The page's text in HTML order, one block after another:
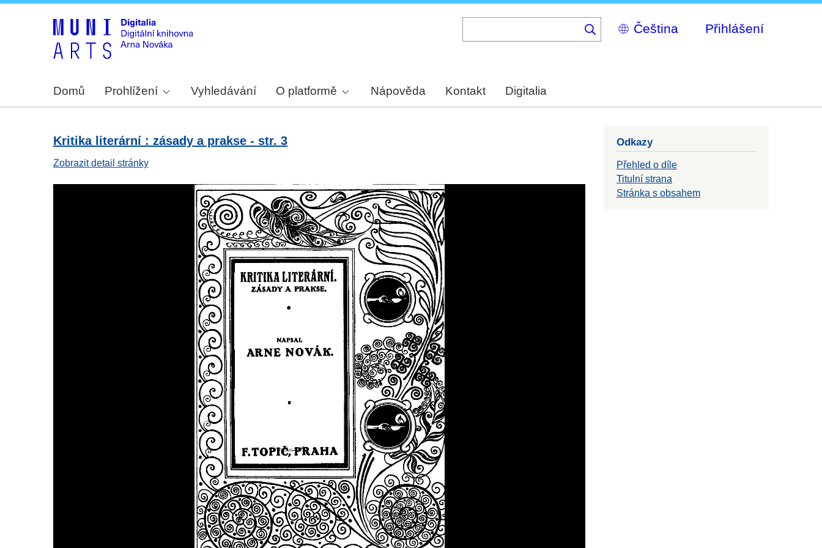
Select
your
Přihlášení
Domů Prohlížení Vyhledávání O platformě Nápověda Kontakt Digitalia
Kritika literární : zásady a prakse - str. 3
Zobrazit detail stránky
Odkazy
Přehled o díle
Titulní strana
Stránka s obsahem